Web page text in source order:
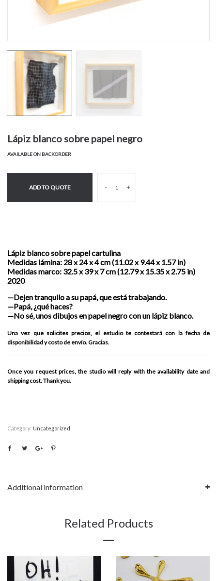
Lápiz blanco sobre papel negro
AVAILABLE ON BACKORDER
ADD TO QUOTE - +
Lápiz blanco sobre papel cartulina
Medidas lámina: 28 x 24 x 4 cm (11.02 x 9.44 x 1.57 in)
Medidas marco: 32.5 x 39 x 7 cm (12.79 x 15.35 x 2.75 in)
2020
—Dejen tranquilo a su papá, que está trabajando.
—Papá, ¿qué haces?
—No sé, unos dibujos en papel negro con un lápiz blanco.
Una vez que solicites precios, el estudio te contestará con la fecha de
disponibilidad y costo de envío. Gracias.
Once you request prices, the studio will reply with the availability date and
shipping cost. Thank you.
Category: Uncategorized
Additional information
Related Products